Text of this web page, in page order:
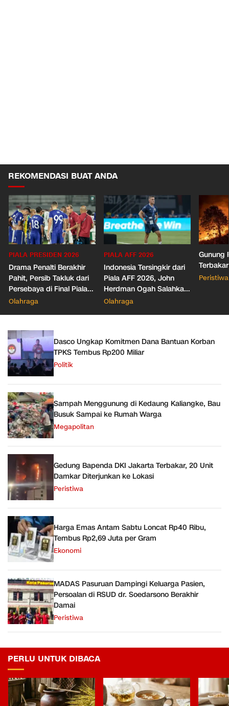
REKOMENDASI BUAT ANDA
PIALA PRESIDEN 2026
Drama Penalti Berakhir
Pahit, Persib Takluk dari
Persebaya di Final Piala
Presiden 2026
Olahraga
PIALA AFF 2026
Indonesia Tersingkir dari
Piala AFF 2026, John
Herdman Ogah Salahkan
Wasit
Olahraga
Gunung
Terbakar
Peristiwa
Dasco Ungkap Komitmen Dana Bantuan Korban
TPKS Tembus Rp200 Miliar
Politik
Sampah Menggunung di Kedaung Kaliangke, Bau
Busuk Sampai ke Rumah Warga
Megapolitan
Gedung Bapenda DKI Jakarta Terbakar, 20 Unit
Damkar Diterjunkan ke Lokasi
Peristiwa
Harga Emas Antam Sabtu Loncat Rp40 Ribu,
Tembus Rp2,69 Juta per Gram
Ekonomi
MADAS Pasuruan Dampingi Keluarga Pasien,
Persoalan di RSUD dr. Soedarsono Berakhir
Damai
Peristiwa
PERLU UNTUK DIBACA